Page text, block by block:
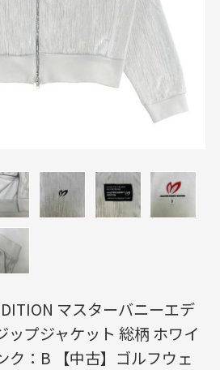
マスターバニーエデ
ップジャケット 総柄 ホワイ
ク：B 【中古】ゴルフウェ